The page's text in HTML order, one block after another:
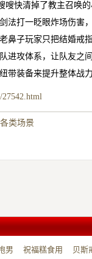
快清掉了教主召唤
法打一眨眼炸场伤害
鼻子玩家只把结婚戒
进攻体系，让队友之
带装备来提升整体战
27542.html
类场景
男
祝福糕食用
贝斯